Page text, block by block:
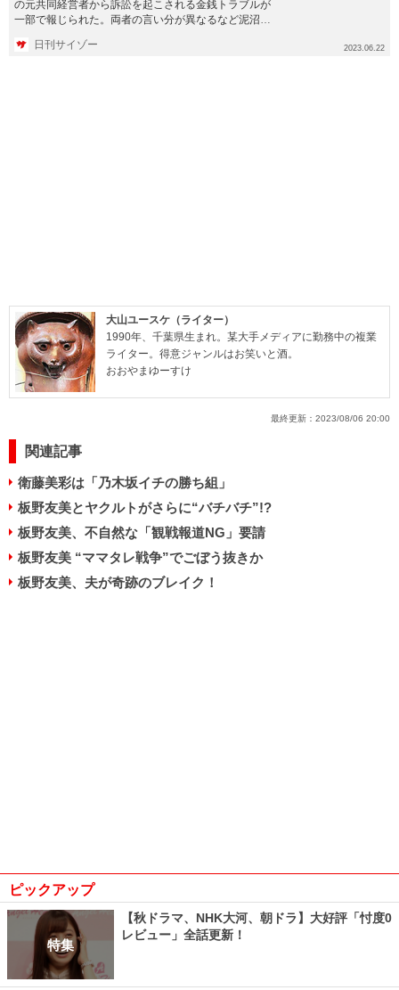
の元共同経営者から訴訟を起こされる金銭トラブルが
一部で報じられた。両者の言い分が異なるなど泥沼に
日刊サイゾー 2023.06.22
大山ユースケ（ライター）
1990年、千葉県生まれ。某大手メディアに勤務中の複業
ライター。得意ジャンルはお笑いと酒。
おおやまゆーすけ
最終更新： 2023/08/06 20:00
関連記事
衛藤美彩は「乃木坂イチの勝ち組」
板野友美とヤクルトがさらに“バチバチ”!?
板野友美、不自然な「観戦報道NG」要請
板野友美 “ママタレ戦争”でごぼう抜きか
板野友美、夫が奇跡のブレイク！
ピックアップ
特集
【秋ドラマ、NHK大河、朝ドラ】大好評「忖度0
レビュー」全話更新！